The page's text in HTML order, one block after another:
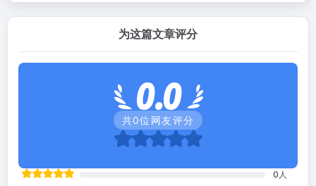
为这篇文章评分
0.0
共0位网友评分
0 人